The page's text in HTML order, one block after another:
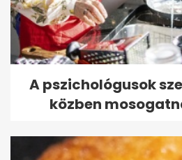
A pszichológusok
közben